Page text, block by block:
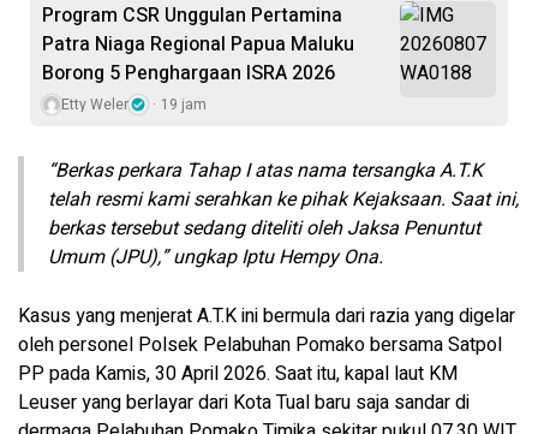
Program CSR Unggulan Pertamina
Patra Niaga Regional Papua Maluku
Borong 5 Penghargaan ISRA 2026
Etty Weler 19 jam
“Berkas perkara Tahap I atas nama tersangka A.T.K
telah resmi kami serahkan ke pihak Kejaksaan. Saat ini,
berkas tersebut sedang diteliti oleh Jaksa Penuntut
Umum (JPU),” ungkap Iptu Hempy Ona.
Kasus yang menjerat A.T.K ini bermula dari razia yang digelar
oleh personel Polsek Pelabuhan Pomako bersama Satpol
PP pada Kamis, 30 April 2026. Saat itu, kapal laut KM
Leuser yang berlayar dari Kota Tual baru saja sandar di